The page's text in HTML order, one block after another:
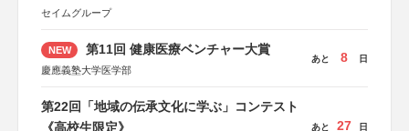
セイムグループ
NEW 第11回 健康医療ベンチャー大賞
慶應義塾大学医学部
あと 8 日
第22回「地域の伝承文化に学ぶ」コンテスト
《高校生限定》
あと 27 日